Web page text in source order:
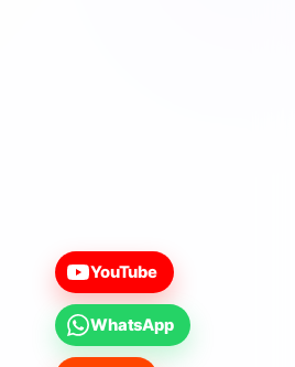
YouTube
WhatsApp